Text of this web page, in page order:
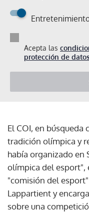
Acepta las
protección de
El COI, en
tradición olímpica y
había organizado en
olímpica del esport",
"comisión del
Lappartient y
sobre una